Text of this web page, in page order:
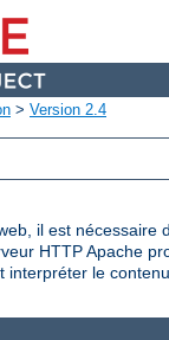
> Version 2.4
il est
HTTP Apache
interpréter le